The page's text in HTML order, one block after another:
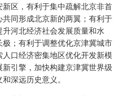
区，有利于集中疏解北京非首
同形成北京新的两翼；有利于
河北经济社会发展质量和水
；有利于调整优化京津冀城市
口经济密集地区优化开发新模
引擎，加快构建京津冀世界级
深远历史意义。